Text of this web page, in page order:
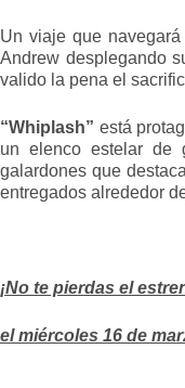
Un viaje que
Andrew desplegando
valido la pena el
“Whiplash” está
un elenco estelar de
galardones que
entregados alrededor
¡No te pierdas el
el miércoles 16 de